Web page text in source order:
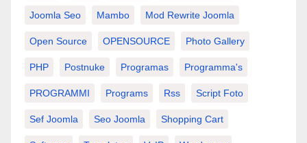
Joomla Seo Mambo Mod Rewrite Joomla
Open Source OPENSOURCE Photo Gallery
PHP Postnuke Programas Programma's
PROGRAMMI Programs Rss Script Foto
Sef Joomla Seo Joomla Shopping Cart